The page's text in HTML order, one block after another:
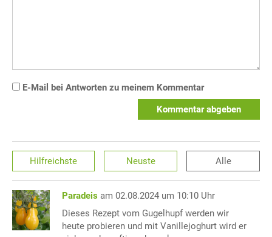
E-Mail bei Antworten zu meinem Kommentar
Kommentar abgeben
Hilfreichste Neuste Alle
Paradeis am 02.08.2024 um 10:10 Uhr
Dieses Rezept vom Gugelhupf werden wir
heute probieren und mit Vanillejoghurt wird er